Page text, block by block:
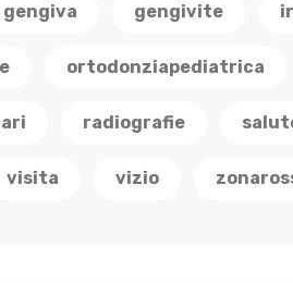
gengiva gengivite
ortodonziapediatrica
radiografie
visita vizio